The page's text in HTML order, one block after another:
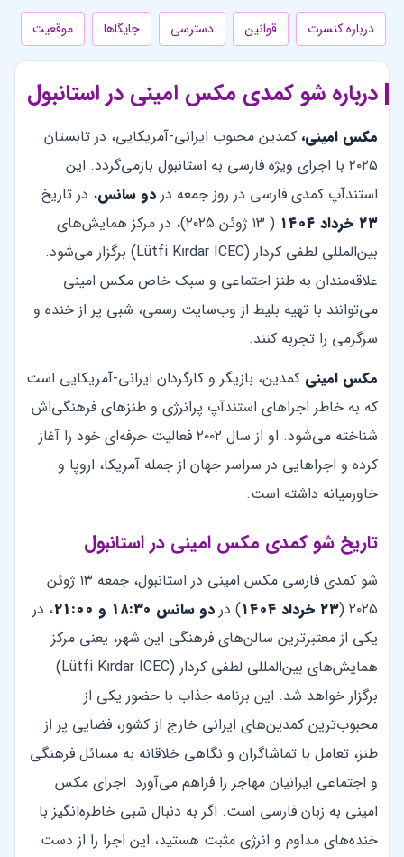
درباره کنسرت قوانین دسترسی جایگاها موقعیت
درباره شو کمدی مکس امینی در استانبول
مکس امینی، کمدین محبوب ایرانی-آمریکایی، در تابستان
۲۰۲۵ با اجرای ویژه فارسی به استانبول بازمی‌گردد. این
استندآپ کمدی‌ فارسی در روز جمعه در دو سانس، در تاریخ
۲۳ خرداد ۱۴۰۴
( ۱3 ژوئن ۲۰۲۵)، در مرکز همایش‌های
بین‌المللی لطفی کردار (Lütfi Kırdar ICEC) برگزار می‌شود.
علاقه‌مندان به طنز اجتماعی و سبک خاص مکس امینی
می‌توانند با تهیه بلیط از وب‌سایت رسمی، شبی پر از خنده و
سرگرمی را تجربه کنند.
مکس امینی کمدین، بازیگر و کارگردان ایرانی-آمریکایی است
که به خاطر اجراهای استندآپ پرانرژی و طنزهای فرهنگی‌اش
شناخته می‌شود. او از سال ۲۰۰۲ فعالیت حرفه‌ای خود را آغاز
کرده و اجراهایی در سراسر جهان از جمله آمریکا، اروپا و
خاورمیانه داشته است.
تاریخ شو کمدی مکس امینی در استانبول
شو کمدی فارسی مکس امینی در استانبول، جمعه ۱۳ ژوئن
۲۰۲۵ ( ۲۳ خرداد ۱۴۰۴ ) در دو سانس 18:30 و 21:00
، در
یکی از معتبرترین سالن‌های فرهنگی این شهر، یعنی مرکز
همایش‌های بین‌المللی لطفی کردار (Lütfi Kırdar ICEC)
برگزار خواهد شد. این برنامه جذاب با حضور یکی از
محبوب‌ترین کمدین‌های ایرانی خارج از کشور، فضایی پر از
طنز، تعامل با تماشاگران و نگاهی خلاقانه به مسائل فرهنگی
و اجتماعی ایرانیان مهاجر را فراهم می‌آورد. اجرای مکس
امینی به زبان فارسی است. اگر به دنبال شبی خاطره‌انگیز با
خنده‌های مداوم و انرژی مثبت هستید، این اجرا را از دست